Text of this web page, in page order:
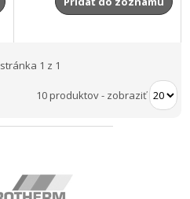
stránka 1 z 1
10 produktov- zobraziť